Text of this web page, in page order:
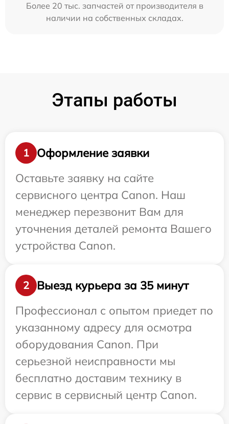
Более 20 тыс. запчастей от производителя в
наличии на собственных складах.
Этапы работы
1
Оформление заявки
Оставьте заявку на сайте
сервисного центра Canon. Наш
менеджер перезвонит Вам для
уточнения деталей ремонта Вашего
устройства Canon.
2
Выезд курьера за 35 минут
Профессионал с опытом приедет по
указанному адресу для осмотра
оборудования Canon. При
серьезной неисправности мы
бесплатно доставим технику в
сервис в сервисный центр Canon.